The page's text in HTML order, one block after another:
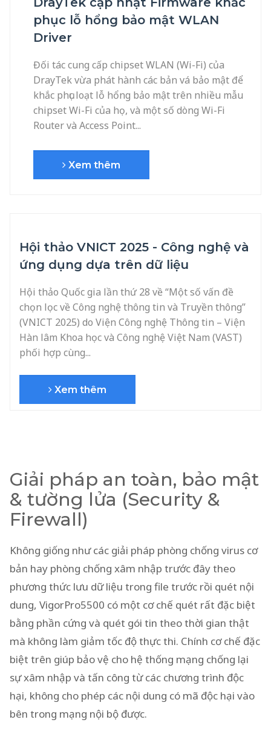
phục lỗ hổng bảo mật WLAN
Driver
Đối tác cung cấp chipset WLAN (Wi-Fi) của
DrayTek vừa phát hành các bản vá bảo mật để
khắc phục loạt lỗ hổng bảo mật trên nhiều mẫu
chipset Wi-Fi của họ, và một số dòng Wi-Fi
Router và Access Point...
Xem thêm
Hội thảo VNICT 2025 - Công nghệ và
ứng dụng dựa trên dữ liệu
Hội thảo Quốc gia lần thứ 28 về “Một số vấn đề
chọn lọc về Công nghệ thông tin và Truyền thông”
(VNICT 2025) do Viện Công nghệ Thông tin – Viện
Hàn lâm Khoa học và Công nghệ Việt Nam (VAST)
phối hợp cùng...
Xem thêm
Giải pháp an toàn, bảo mật
& tường lửa (Security &
Firewall)
Không giống như các giải pháp phòng chống virus cơ
bản hay phòng chống xâm nhập trước đây theo
phương thức lưu dữ liệu trong file trước rồi quét nội
dung, VigorPro5500 có một cơ chế quét rất đặc biệt
bằng phần cứng và quét gói tin theo thời gian thật
mà không làm giảm tốc độ thực thi. Chính cơ chế đặc
biệt trên giúp bảo vệ cho hệ thống mạng chống lại
sự xâm nhập và tấn công từ các chương trình độc
hại, không cho phép các nội dung có mã độc hại vào
bên trong mạng nội bộ được.